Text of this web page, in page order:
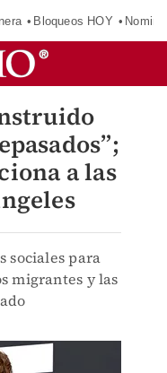
Bloqueos HOY
a las
sociales para
migrantes y las